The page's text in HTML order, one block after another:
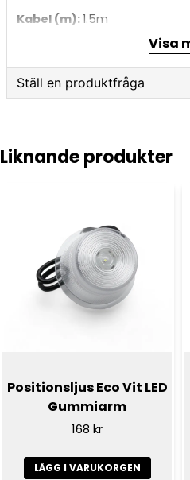
Kabel (m):1.5m
81 x 26 x 21mm
Dioder (st):3st
Lamptyp:LED
Anslutning:Kabel
Visa
Ställ en produktfråga
email
E-postadress
Liknande produkter
Positionsljus Eco Vit LED
Gummiarm
168 kr
LÄGG I VARUKORGEN